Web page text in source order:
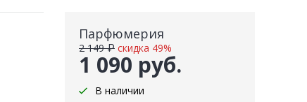
Парфюмерия
1 090 руб.
2 149 ₽ скидка 49%
В наличии